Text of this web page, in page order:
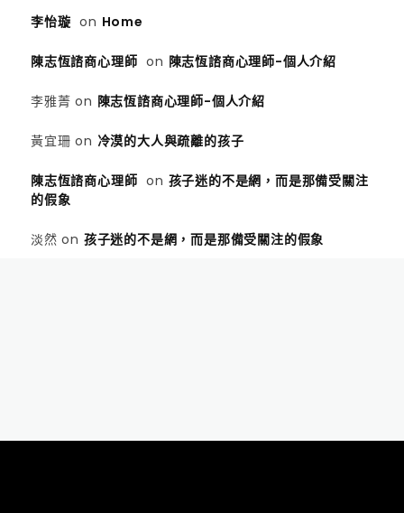
李怡璇 on Home
陳志恆諮商心理師 on 陳志恆諮商心理師-個人介紹
李雅菁 on 陳志恆諮商心理師-個人介紹
黃宜珊 on 冷漠的大人與疏離的孩子
陳志恆諮商心理師 on 孩子迷的不是網，而是那備受關注
的假象
淡然 on 孩子迷的不是網，而是那備受關注的假象